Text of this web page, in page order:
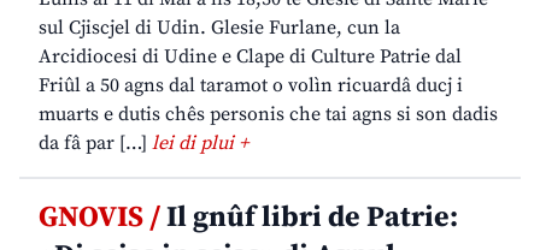
sul Cjiscjel di Udin. Glesie Furlane, cun la
Arcidiocesi di Udine e Clape di Culture Patrie dal
Friûl a 50 agns dal taramot o volìn ricuardâ ducj i
muarts e dutis chês personis che tai agns si son dadis
da fâ par […] lei di plui +
GNOVIS /Il gnûf libri de Patrie: